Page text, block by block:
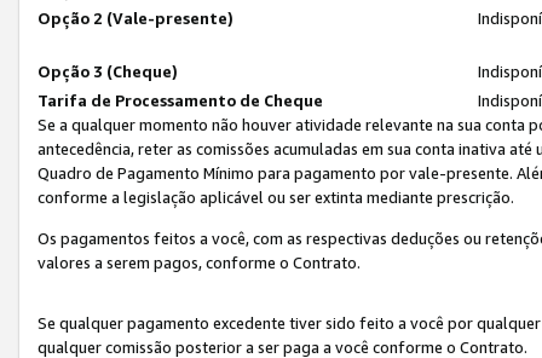
Opção 2 (Vale-presente)
Opção 3 (Cheque)
Tarifa de Processamento de Cheque
Se a qualquer momento não houver atividade relevante na sua conta
antecedência, reter as comissões acumuladas em sua conta inativa
Quadro de Pagamento Mínimo para pagamento por vale-presente.
conforme a legislação aplicável ou ser extinta mediante prescrição.
Os pagamentos feitos a você, com as respectivas deduções ou
valores a serem pagos, conforme o Contrato.
Se qualquer pagamento excedente tiver sido feito a você por
qualquer comissão posterior a ser paga a você conforme o Contrato.